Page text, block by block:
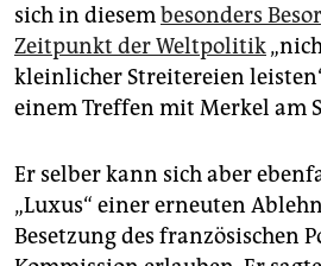
sich in diesembesonders
Zeitpunkt der Weltpolitik
kleinlicher Streitereien
einem Treffen mit Merkel am
Er selber kann sich aber
„Luxus“ einer erneuten
Besetzung des französischen